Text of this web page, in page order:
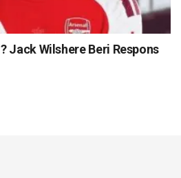
Jack Wilshere Beri Respons